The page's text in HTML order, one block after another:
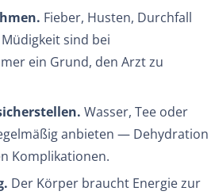
Fieber, Husten, Durchfall
sind bei
ein Grund, den Arzt zu
Wasser, Tee oder
anbieten — Dehydration
Komplikationen.
Der Körper braucht Energie zur